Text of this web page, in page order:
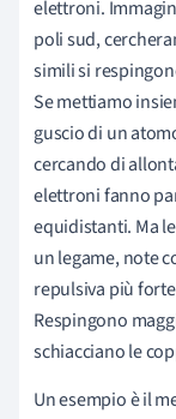
elettroni.
poli sud,
simili si
Se mettiamo
guscio di un
cercando di
elettroni fanno
equidistanti. Ma
un legame, note
repulsiva più
Respingono
schiacciano le
Un esempio è il